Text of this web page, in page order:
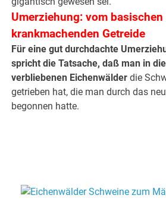
Umerziehung: vom
krankmachenden Getreide
Für eine gut durchdachte
spricht die Tatsache, daß man in
verbliebenen Eichenwälderdie
getrieben hat, die man durch das
begonnen hatte.